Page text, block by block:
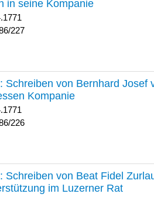
in seine Kompanie
227
226 : Schreiben von Bernhard Josef
Kompanie
226
225 : Schreiben von Beat Fidel
im Luzerner Rat